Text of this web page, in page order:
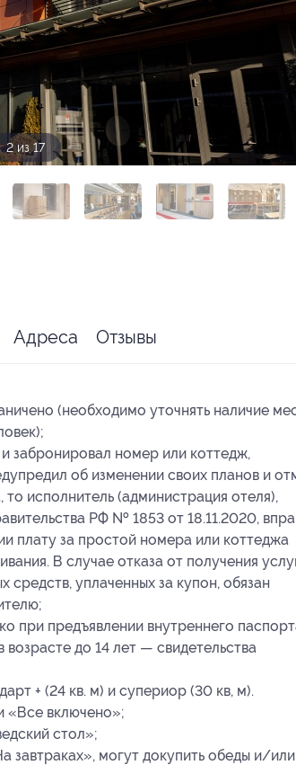
2 из 17
Адреса Отзывы
(необходимо уточнять наличие
забронировал номер или коттедж,
об изменении своих планов и
исполнитель (администрация отеля),
РФ № 1853 от 18.11.2020,
плату за простой номера или коттеджа
В случае отказа от получения
средств, уплаченных за купон, обязан
при предъявлении внутреннего
до 14 лет — свидетельства
+ (24 кв. м) и супериор (30 кв, м).
«Все включено»;
стол»;
завтраках», могут докупить обеды и/или